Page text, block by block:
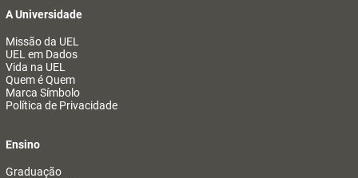
A Universidade
Missão da UEL
UEL em Dados
Vida na UEL
Quem é Quem
Marca Símbolo
Política de Privacidade
Ensino
Graduação